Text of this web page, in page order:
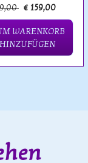
€ 159,00
WARENKORB
HINZUFÜGEN